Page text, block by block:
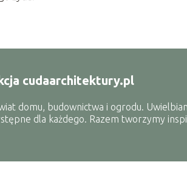
cudaarchitektury.pl
domu, budownictwa i ogrodu.
dla każdego. Razem tworzymy